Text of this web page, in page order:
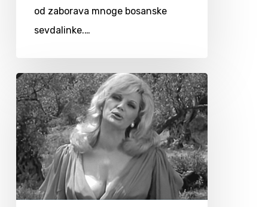
od zaborava mnoge bosanske
sevdalinke.…